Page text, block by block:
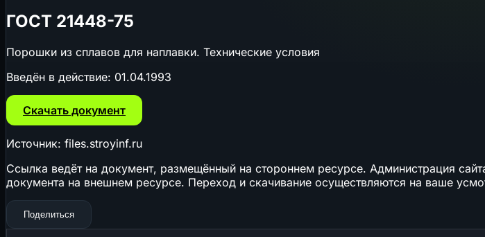
ГОСТ 21448-75
Порошки из сплавов для наплавки. Технические условия
Введён в действие: 01.04.1993
Скачать документ
Источник: files.stroyinf.ru
Ссылка ведёт на документ, размещённый на стороннем ресурсе. Администрация
документа на внешнем ресурсе. Переход и скачивание осуществляются на ваше
Поделиться